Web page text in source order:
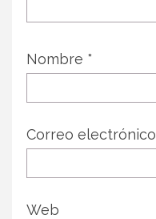
Nombre *
Correo electrónico
Web